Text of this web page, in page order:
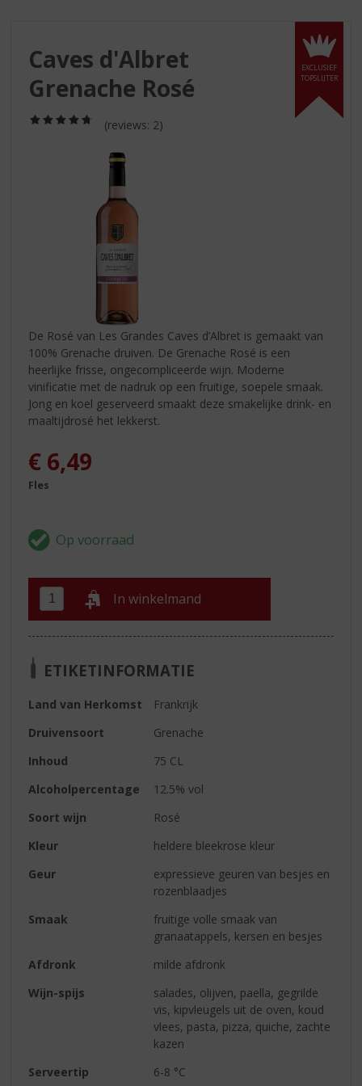
EXCLUSIEF
TOPSLIJTER
Caves d'Albret
Grenache Rosé
/
(reviews: 2)
De Rosé van Les Grandes Caves d’Albret is gemaakt van
100% Grenache druiven. De Grenache Rosé is een
heerlijke frisse, ongecompliceerde wijn. Moderne
vinificatie met de nadruk op een fruitige, soepele smaak.
Jong en koel geserveerd smaakt deze smakelijke drink- en
maaltijdrosé het lekkerst.
€ 6,49
Fles
In winkelmand
ETIKETINFORMATIE
Land van Herkomst
Frankrijk
Druivensoort
Grenache
Inhoud
75 CL
Alcoholpercentage
12.5% vol
Soort wijn
Rosé
Kleur
heldere bleekrose kleur
Geur
expressieve geuren van besjes en
rozenblaadjes
Smaak
fruitige volle smaak van
granaatappels, kersen en besjes
Afdronk
milde afdronk
Wijn-spijs
salades, olijven, paella, gegrilde
vis, kipvleugels uit de oven, koud
vlees, pasta, pizza, quiche, zachte
kazen
Serveertip
6-8 °C